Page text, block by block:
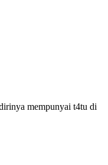
mempunyai t4tu di